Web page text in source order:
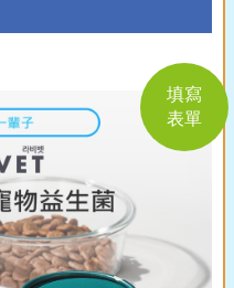
填寫
表單